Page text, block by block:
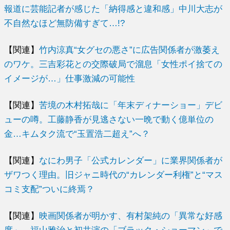
報道に芸能記者が感じた「納得感と違和感」中川大志が
不自然なほど無防備すぎて…!?
【関連】竹内涼真“女グセの悪さ”に広告関係者が激萎え
のワケ。三吉彩花との交際破局で溜息「女性ポイ捨ての
イメージが…」仕事激減の可能性
【関連】苦境の木村拓哉に「年末ディナーショー」デビ
ューの噂。工藤静香が見逃さない一晩で動く億単位の
金…キムタク流で“玉置浩二超え”へ？
【関連】 なにわ男子「公式カレンダー」に業界関係者が
ザワつく理由。旧ジャニ時代の“カレンダー利権”と“マス
コミ支配”ついに終焉？
【関連】 映画関係者が明かす、有村架純の「異常な好感